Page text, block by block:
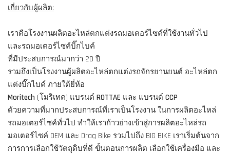
เกี่ยวกับผู้ผลิต:
เราคือโรงงานผลิตอะไหล่ตกแต่งรถมอเตอร์ไซค์ที่ใช้งานทั่วไป
และรถมอเตอร์ไซค์บิ๊กไบค์
ที่มีประสบการณ์มากว่า 20 ปี
รวมถึงเป็นโรงงานผู้ผลิตอะไหล่ตกแต่งรถจักรยานยนต์ อะไหล่ตก
แต่งบิ๊กไบค์ ภายใต้ยี่ห้อ
Moritech (โมริเทค) แบรนด์ ROTTAE และ แบรนด์ CCP
ด้วยความที่มากประสบการณ์ที่เราเป็นโรงงาน ในการผลิตอะไหล่
รถมอเตอร์ไซค์ทั่วไป ทำให้เราก้าวย่างเข้าสู่การผลิตอะไหล่รถ
มอเตอร์ไซค์ OEM และ Drag Bike รวมไปถึง BIG BIKE เราเริ่มต้นจาก
การการเลือกใช้วัตถุดิบที่ดี ขั้นตอนการผลิต เลือกใช้เครื่องมือ และ